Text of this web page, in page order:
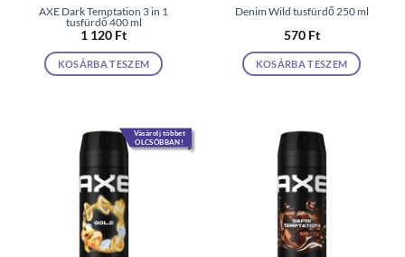
AXE Dark Temptation 3 in 1
tusfürdő 400 ml
1 120 Ft
KOSÁRBA TESZEM
Denim Wild tusfürdő 250 ml
570 Ft
KOSÁRBA TESZEM
Vásárolj többet
OLCSÓBBAN!